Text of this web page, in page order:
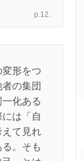
p.12.
形をつ
の集団
化ある
は「自
えて見れ
。そも